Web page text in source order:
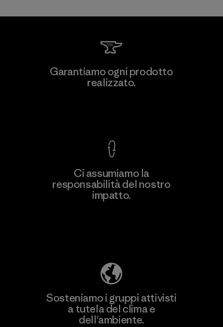
Scopri di più
Li Peng Enterprise Co., Ltd.
Garantiamo ogni prodotto
realizzato.
Ci assumiamo la
responsabilità del nostro
impatto.
Sosteniamo i gruppi attivisti
a tutela del clima e
dell'ambiente.